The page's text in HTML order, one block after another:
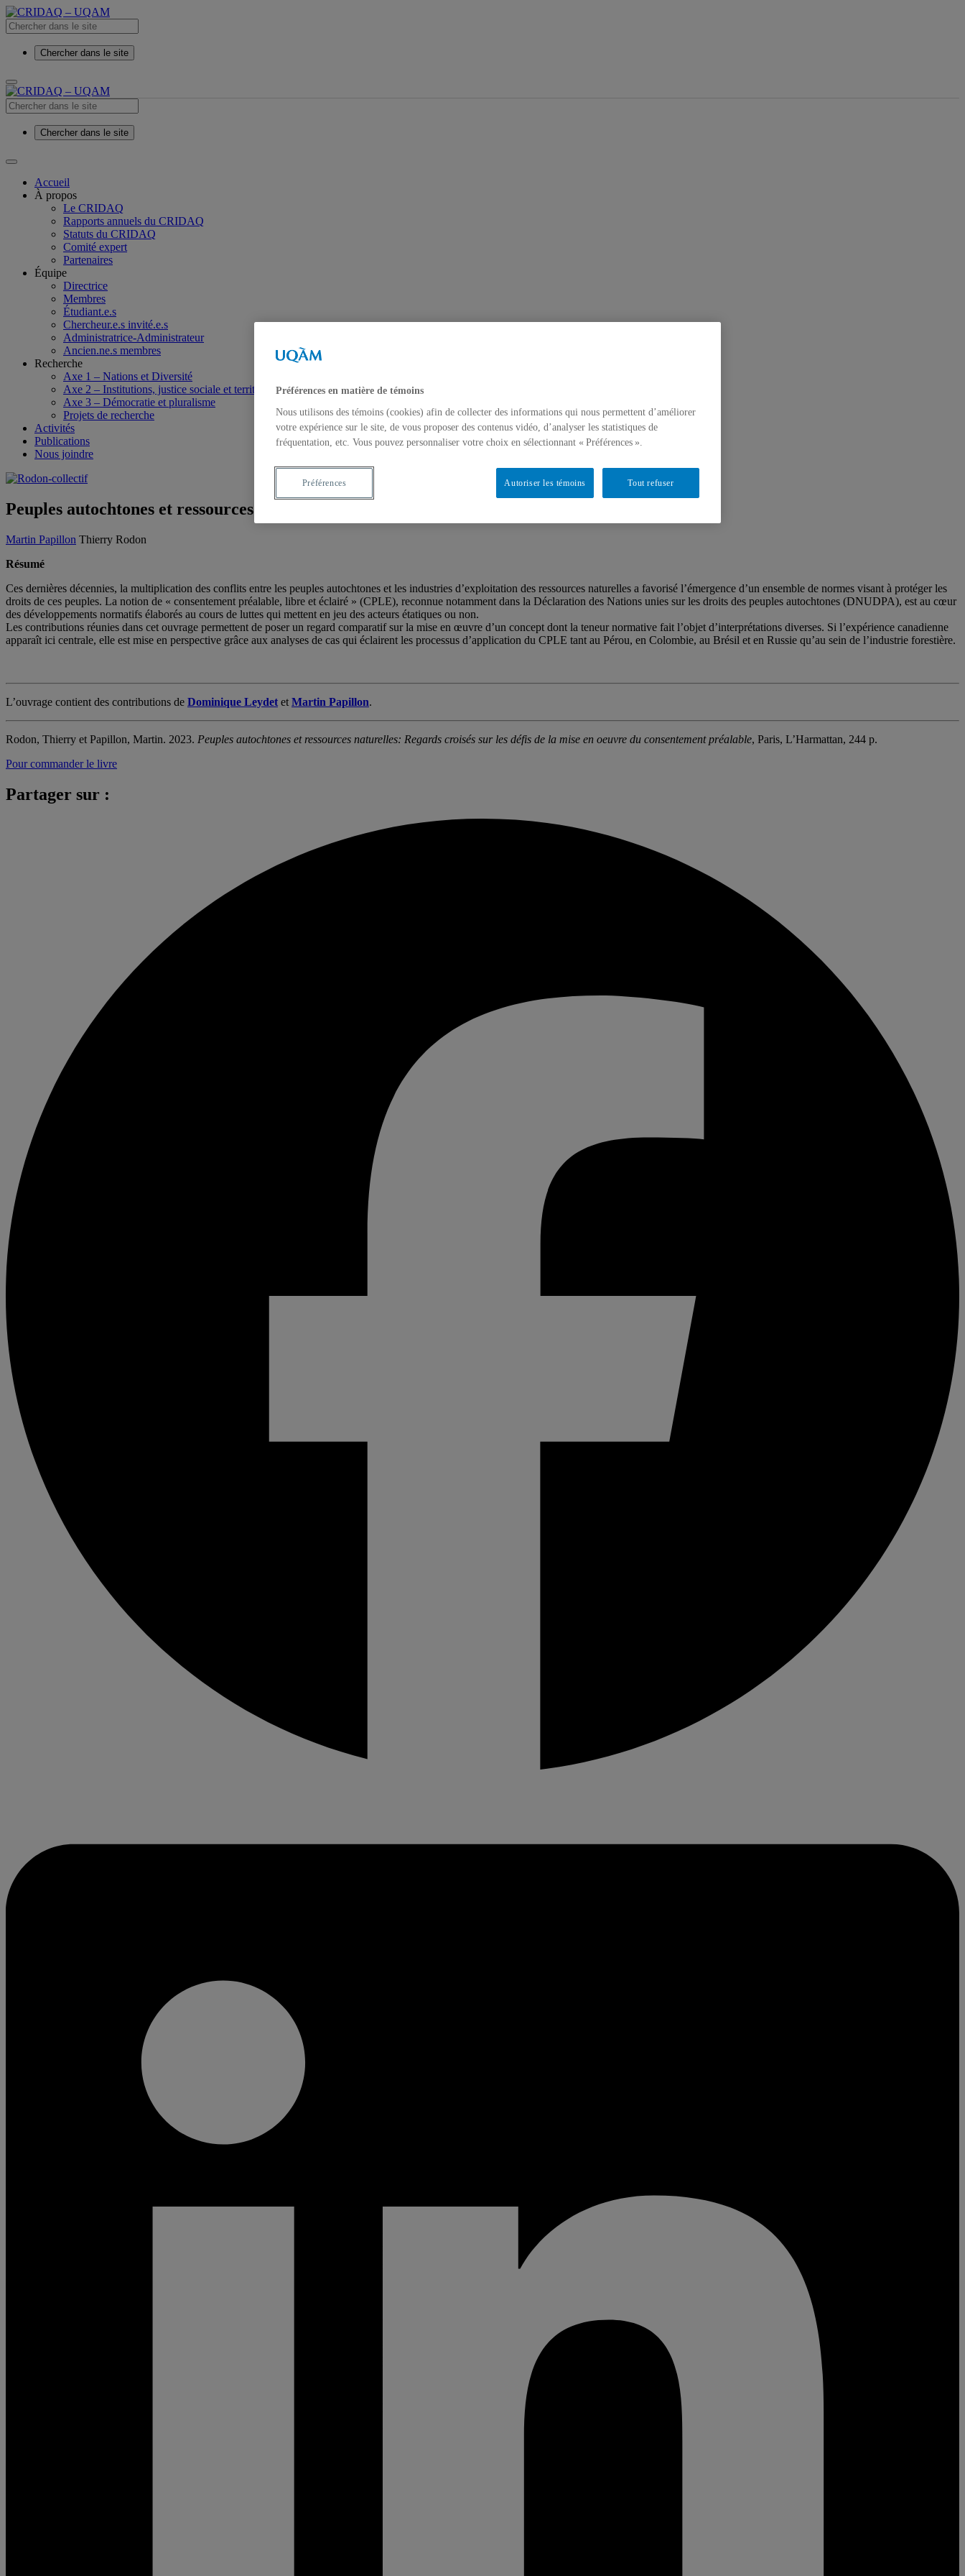
Chercher dans le site
Chercher dans le site
Accueil
À propos
Le CRIDAQ
Rapports annuels du CRIDAQ
Statuts du CRIDAQ
Comité expert
Partenaires
Équipe
Directrice
Membres
Étudiant.e.s
Chercheur.e.s invité.e.s
Administratrice-Administrateur
Ancien.ne.s membres
Recherche
Axe 1 – Nations et Diversité
Axe 2 – Institutions, justice sociale et territoires
Axe 3 – Démocratie et pluralisme
Projets de recherche
Activités
Publications
Nous joindre
Peuples autochtones et ressources naturelles
Martin Papillon Thierry Rodon
Résumé
Ces dernières décennies, la multiplication des conflits entre les peuples autochtones et les industries d’exploitation des ressources naturelles a favorisé l’émergence d’un ensemble de normes visant à protéger les
droits de ces peuples. La notion de « consentement préalable, libre et éclairé » (CPLE), reconnue notamment dans la Déclaration des Nations unies sur les droits des peuples autochtones (DNUDPA), est au cœur
des développements normatifs élaborés au cours de luttes qui mettent en jeu des acteurs étatiques ou non.
Les contributions réunies dans cet ouvrage permettent de poser un regard comparatif sur la mise en œuvre d’un concept dont la teneur normative fait l’objet d’interprétations diverses. Si l’expérience canadienne
apparaît ici centrale, elle est mise en perspective grâce aux analyses de cas qui éclairent les processus d’application du CPLE tant au Pérou, en Colombie, au Brésil et en Russie qu’au sein de l’industrie forestière.
L’ouvrage contient des contributions de Dominique Leydet et Martin Papillon.
Rodon, Thierry et Papillon, Martin. 2023. Peuples autochtones et ressources naturelles: Regards croisés sur les défis de la mise en oeuvre du consentement préalable, Paris, L’Harmattan, 244 p.
Pour commander le livre
Partager sur :
Préférences en matière de témoins
Nous utilisons des témoins (cookies) afin de collecter des informations qui nous permettent d’améliorer
votre expérience sur le site, de vous proposer des contenus vidéo, d’analyser les statistiques de
fréquentation, etc. Vous pouvez personnaliser votre choix en sélectionnant « Préférences ».
Tout refuser
Autoriser les témoins
Préférences